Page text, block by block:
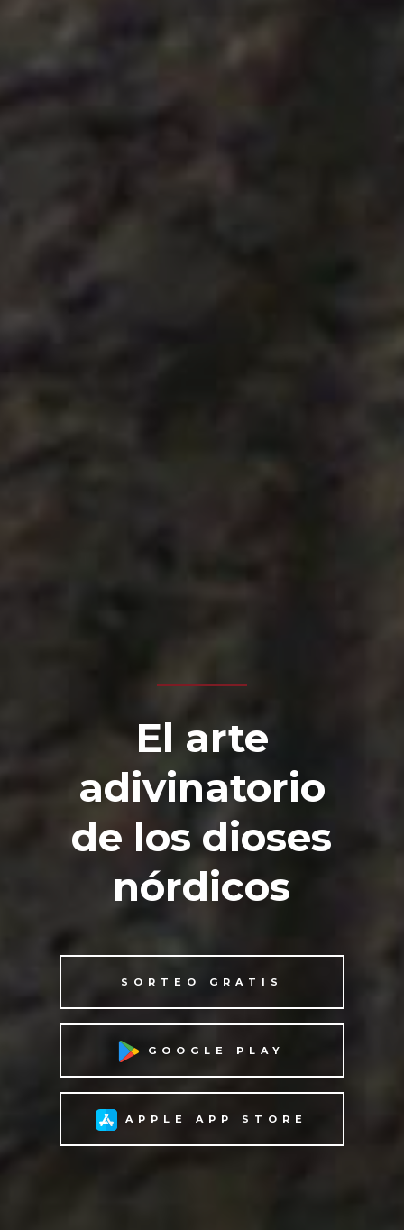
El arte
adivinatorio
de los dioses
nórdicos
SORTEO GRATIS
GOOGLE PLAY
APPLE APP STORE